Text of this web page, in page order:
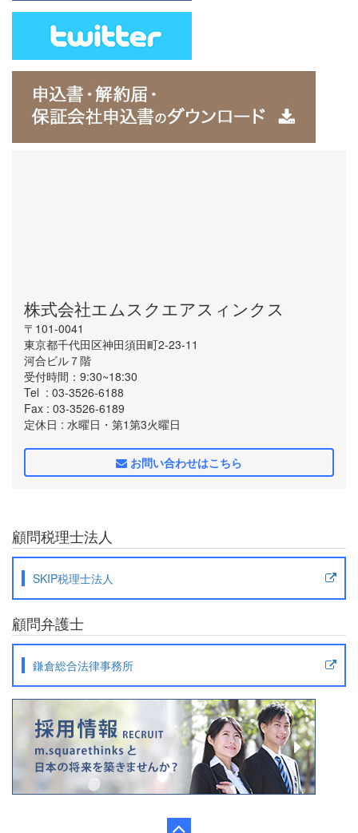
株式会社エムスクエアスィンクス
〒101-0041
東京都千代田区神田須田町2-23-11
河合ビル７階
受付時間：9:30~18:30
Tel : 03-3526-6188
Fax : 03-3526-6189
定休日 : 水曜日・第1第3火曜日
お問い合わせはこちら
顧問税理士法人
SKIP税理士法人
顧問弁護士
鎌倉総合法律事務所